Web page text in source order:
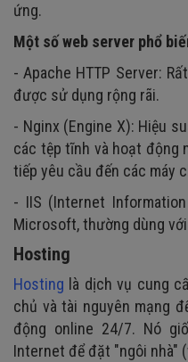
ứng.
Một số web server phổ
- Apache HTTP Server:
được sử dụng rộng rãi.
- Nginx (Engine X): Hiệu
các tệp tĩnh và hoạt động
tiếp yêu cầu đến các máy
- IIS (Internet
Microsoft, thường dùng với
Hosting
Hosting là dịch vụ cung
chủ và tài nguyên mạng
động online 24/7. Nó
Internet để đặt "ngôi nhà"